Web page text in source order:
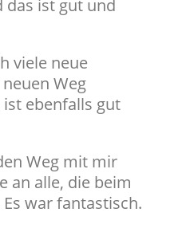
das ist gut und
viele neue
Weg
ebenfalls gut
Weg mit mir
an alle, die beim
war fantastisch.